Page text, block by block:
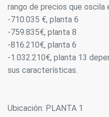
rango de precios que oscila
-710.035 €, planta 6
-759.835€, planta 8
-816.210€, planta 6
-1.032.210€, planta 13
sus características.
Ubicación: PLANTA 1